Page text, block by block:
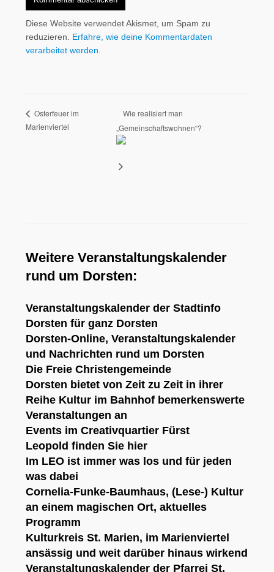
Diese Website verwendet Akismet, um Spam zu
reduzieren. Erfahre, wie deine Kommentardaten
verarbeitet werden.
Osterfeuer im
Marienviertel
Wie realisiert man
„Gemeinschaftswohnen“?
Weitere Veranstaltungskalender
rund um Dorsten:
Veranstaltungskalender der Stadtinfo
Dorsten für ganz Dorsten
Dorsten-Online, Veranstaltungskalender
und Nachrichten rund um Dorsten
Die Freie Christengemeinde
Dorsten bietet von Zeit zu Zeit in ihrer
Reihe Kultur im Bahnhof bemerkenswerte
Veranstaltungen an
Events im Creativquartier Fürst
Leopold finden Sie hier
Im LEO ist immer was los und für jeden
was dabei
Cornelia-Funke-Baumhaus, (Lese-) Kultur
an einem magischen Ort,aktuelles
Programm
Kulturkreis St. Marien, im Marienviertel
ansässig und weit darüber hinaus wirkend
Veranstaltungskalender der Pfarrei St.